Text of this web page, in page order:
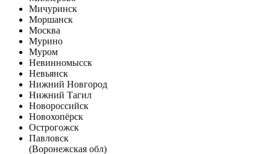
Мичуринск
Моршанск
Москва
Мурино
Муром
Невинномысск
Невьянск
Нижний Новгород
Нижний Тагил
Новороссийск
Новохопёрск
Острогожск
Павловск
(Воронежская обл)